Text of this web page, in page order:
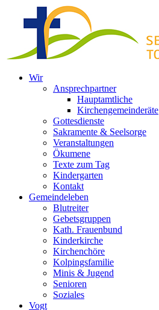
Inhalt
springen
Wir
Ansprechpartner
Hauptamtliche
Kirchengemeinderäte
Gottesdienste
Sakramente & Seelsorge
Veranstaltungen
Ökumene
Texte zum Tag
Kindergarten
Kontakt
Gemeindeleben
Blutreiter
Gebetsgruppen
Kath. Frauenbund
Kinderkirche
Kirchenchöre
Kolpingsfamilie
Minis & Jugend
Senioren
Soziales
Vogt